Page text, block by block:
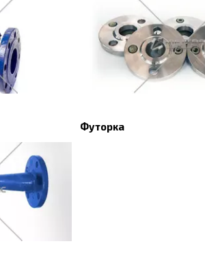
Футорка